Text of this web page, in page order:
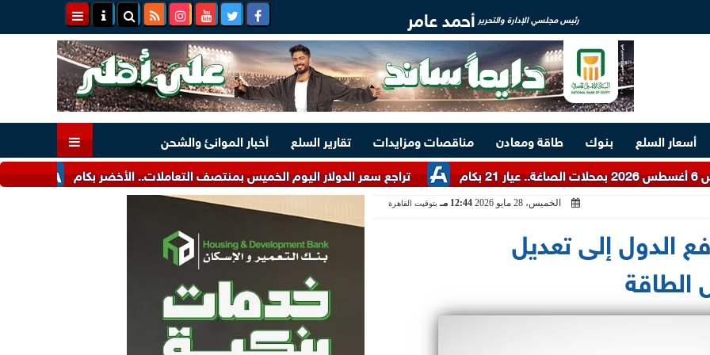
رئيس مجلسي الإدارة والتحرير أحمد عامر
أسعار السلع بنوك طاقة ومعادن مناقصات ومزايدات تقارير السلع
أخبار الموانئ والشحن
بحد أدنى 1000 جنيه.. أحدث عائد على الشهادة البلاتينية الثابتة من البنك الأهلي المصري
تراجع سعر الدولار اليوم الخميس بمنتصف التعاملات.. الأخضر بكام
الخميس، 28 مايو 2026 12:44 مـ بتوقيت القاهرة
الدول إلى تعديل
الطاقة